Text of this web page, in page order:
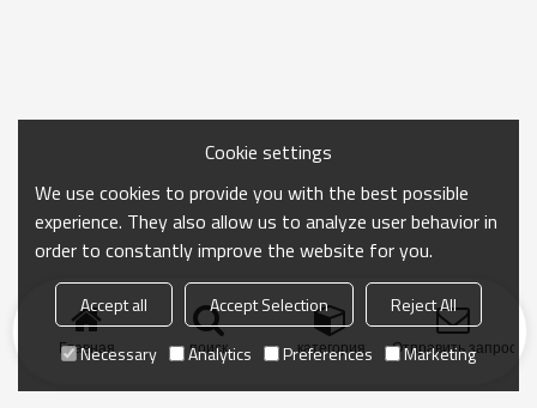
Главная поиск категория Отправить запрос
Cookie settings
We use cookies to provide you with the best possible
experience. They also allow us to analyze user behavior in
order to constantly improve the website for you.
Accept all Accept Selection
Reject All
Necessary
Analytics Preferences Marketing